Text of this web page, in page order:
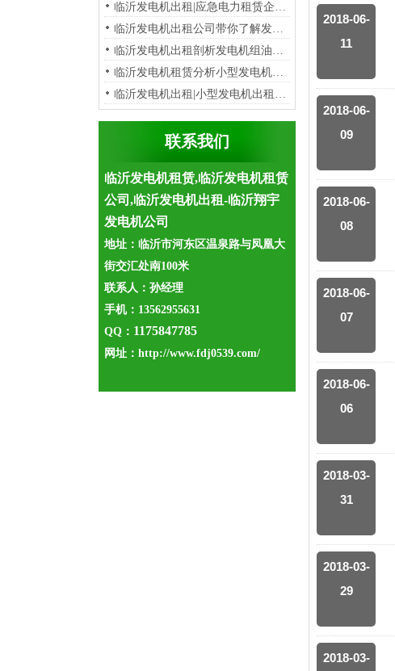
临沂发电机出租|应急电力租赁企业…
临沂发电机出租公司带你了解发电…
临沂发电机出租剖析发电机组油烟…
​临沂发电机租赁分析小型发电机…
临沂发电机出租|小型发电机出租租…
联系我们
临沂发电机租赁,临沂发电机租赁
公司,临沂发电机出租-临沂翔宇
发电机公司
地址：临沂市河东区温泉路与凤凰大
街交汇处南100米
联系人：孙经理
手机：13562955631
QQ： 1175847785
网址： http://www.fdj0539.com/
2018-06-
11
2018-06-
09
2018-06-
08
2018-06-
07
2018-06-
06
2018-03-
31
2018-03-
29
2018-03-